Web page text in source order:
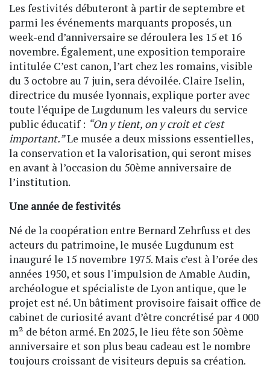
Les festivités débuteront à partir de septembre et
parmi les événements marquants proposés, un
week-end d’anniversaire se déroulera les 15 et 16
novembre. Également, une exposition temporaire
intitulée C’est canon, l’art chez les romains, visible
du 3 octobre au 7 juin, sera dévoilée. Claire Iselin,
directrice du musée lyonnais, explique porter avec
toute l'équipe de Lugdunum les valeurs du service
public éducatif : “On y tient, on y croit et c'est
important.”Le musée a deux missions essentielles,
la conservation et la valorisation, qui seront mises
en avant à l’occasion du 50ème anniversaire de
l’institution.
Une année de festivités
Né de la coopération entre Bernard Zehrfuss et des
acteurs du patrimoine, le musée Lugdunum est
inauguré le 15 novembre 1975. Mais c’est à l’orée des
années 1950, et sous l'impulsion de Amable Audin,
archéologue et spécialiste de Lyon antique, que le
projet est né. Un bâtiment provisoire faisait office de
cabinet de curiosité avant d’être concrétisé par 4 000
m² de béton armé. En 2025, le lieu fête son 50ème
anniversaire et son plus beau cadeau est le nombre
toujours croissant de visiteurs depuis sa création.